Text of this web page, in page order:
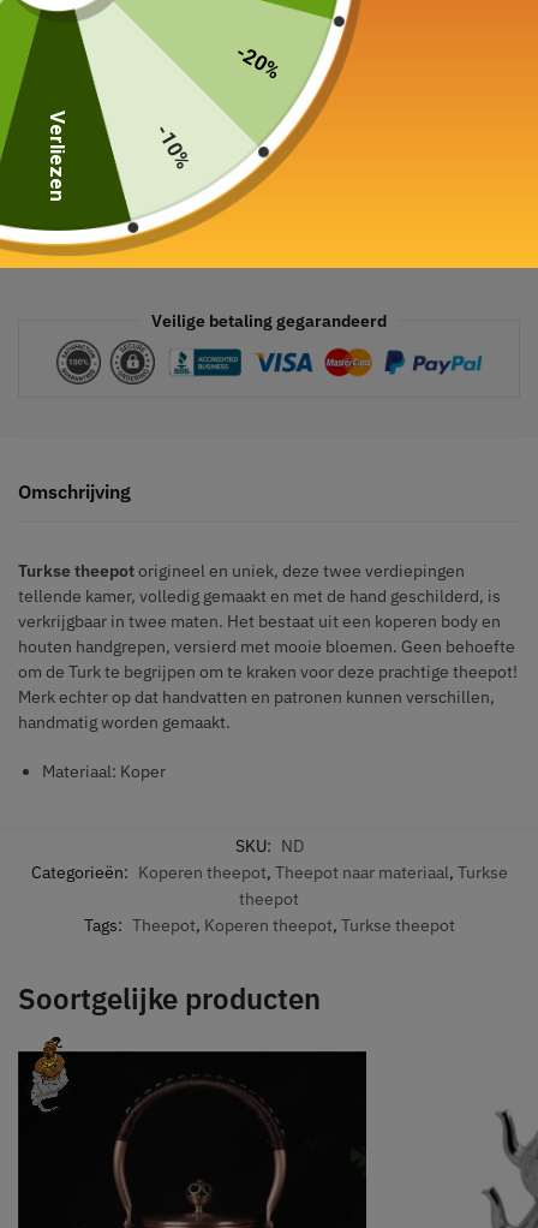
In winkelwagen
Veilige betaling gegarandeerd
Omschrijving
Turkse theepotorigineel en uniek, deze twee verdiepingen
tellende kamer, volledig gemaakt en met de hand geschilderd, is
verkrijgbaar in twee maten. Het bestaat uit een koperen body en
houten handgrepen, versierd met mooie bloemen. Geen behoefte
om de Turk te begrijpen om te kraken voor deze prachtige theepot!
Merk echter op dat handvatten en patronen kunnen verschillen,
handmatig worden gemaakt.
Materiaal: Koper
SKU: ND
Categorieën: Koperen theepot, Theepot naar materiaal, Turkse
theepot
Tags: Theepot, Koperen theepot, Turkse theepot
Soortgelijke producten
-20%
-10%
Verliezen